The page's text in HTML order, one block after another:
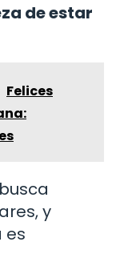
de estar
Felices
y
es